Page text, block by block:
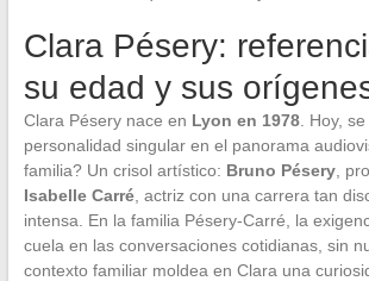
Clara Pésery:
su edad y sus
Clara Pésery nace en Lyon en 1978. Hoy,
personalidad singular en el panorama
familia? Un crisol artístico: Bruno Pésery,
Isabelle Carré, actriz con una carrera tan
intensa. En la familia Pésery-Carré, la
cuela en las conversaciones cotidianas, sin
contexto familiar moldea en Clara una